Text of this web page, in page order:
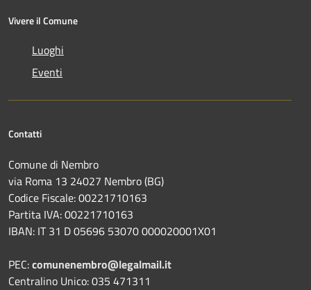
Vivere il Comune
Luoghi
Eventi
Contatti
Comune di Nembro
via Roma 13 24027 Nembro (BG)
Codice Fiscale: 00221710163
Partita IVA: 00221710163
IBAN: IT 31 D 05696 53070 000020001X01
PEC:comunenembro@legalmail.it
Centralino Unico: 035 471311